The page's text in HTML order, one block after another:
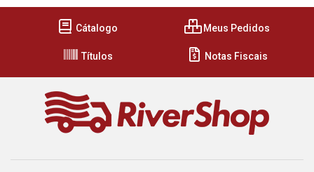
Cátalogo Meus Pedidos
Títulos Notas Fiscais